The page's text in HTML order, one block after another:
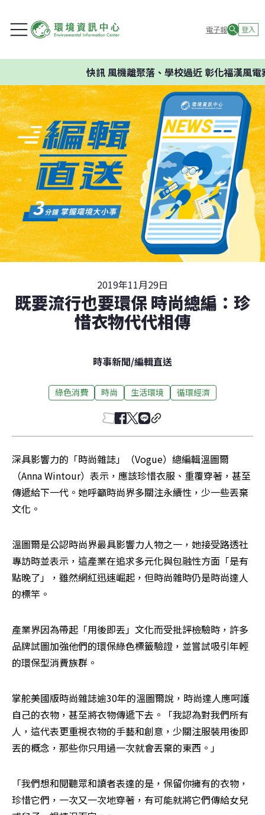
電子報 登入
快訊風機離聚落、學校過近 彰化福漢風電
2019年11月29日
既要流行也要環保 時尚總編：珍
惜衣物代代相傳
時事新聞/編輯直送
綠色消費 時尚 生活環境 循環經濟
深具影響力的「時尚雜誌」（Vogue）總編輯溫圖爾
（Anna Wintour）表示，應該珍惜衣服、重覆穿著，甚至
傳遞給下一代。她呼籲時尚界多關注永續性，少一些丟棄
文化。
溫圖爾是公認時尚界最具影響力人物之一，她接受路透社
專訪時並表示，這產業在追求多元化與包融性方面「是有
點晚了」，雖然網紅迅速崛起，但時尚雜時仍是時尚達人
的標竿。
產業界因為帶起「用後即丟」文化而受批評檢驗時，許多
品牌試圖加強他們的環保綠色標籤驗證，並嘗試吸引年輕
的環保型消費族群。
掌舵美國版時尚雜誌逾30年的溫圖爾說，時尚達人應呵護
自己的衣物，甚至將衣物傳遞下去。「我認為對我們所有
人，這代表更重視衣物的手藝和創意，少關注服裝用後即
丟的概念，那些你只用過一次就會丟棄的東西。」
「我們想和閱聽眾和讀者表達的是，保留你擁有的衣物，
珍惜它們，一次又一次地穿著，有可能就將它們傳給女兒